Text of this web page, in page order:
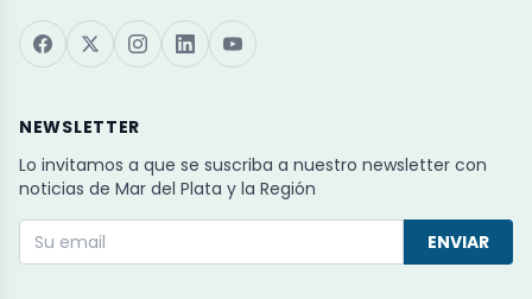
NEWSLETTER
Lo invitamos a que se suscriba a nuestro newsletter con
noticias de Mar del Plata y la Región
ENVIAR